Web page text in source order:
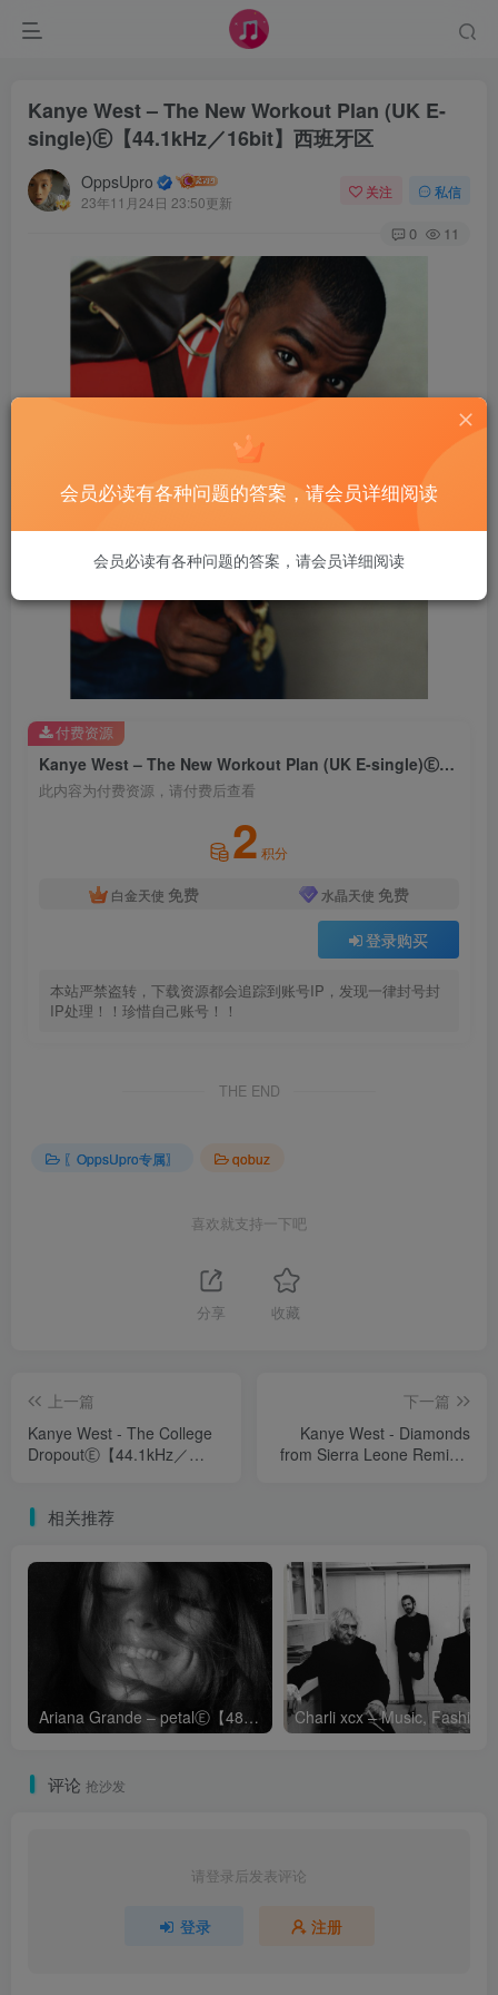
Kanye West – The New Workout Plan (UK E-
single)Ⓔ【44.1kHz／16bit】西班牙区
OppsUpro
23年11月24日 23:50更新
关注 私信
0 11
Kanye West – The New Workout Plan (UK E-single)Ⓔ【44.1kHz／16bit】西班牙区
此内容为付费资源，请付费后查看
2 积分
白金天使 免费 水晶天使 免费
登录购买
本站严禁盗转，下载资源都会追踪到账号IP，发现一律封号封
IP处理！！珍惜自己账号！！
付费资源
THE END
〖OppsUpro专属〗 qobuz
喜欢就支持一下吧
分享 收藏
上一篇
Kanye West - The College
DropoutⒺ【44.1kHz／
下一篇
Kanye West - Diamonds
from Sierra Leone Remix ft
相关推荐
Ariana Grande – petalⒺ【48kHz／24bit】英国区
评论 抢沙发
请登录后发表评论
登录 注册
会员必读有各种问题的答案，请会员详细阅读
会员必读有各种问题的答案，请会员详细阅读